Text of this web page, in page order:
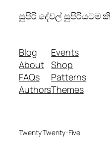
සුපිරි දේවල් සුපිරියටම
Blog
About
FAQs
Authors
Events
Shop
Patterns
Themes
Twenty Twenty-Five